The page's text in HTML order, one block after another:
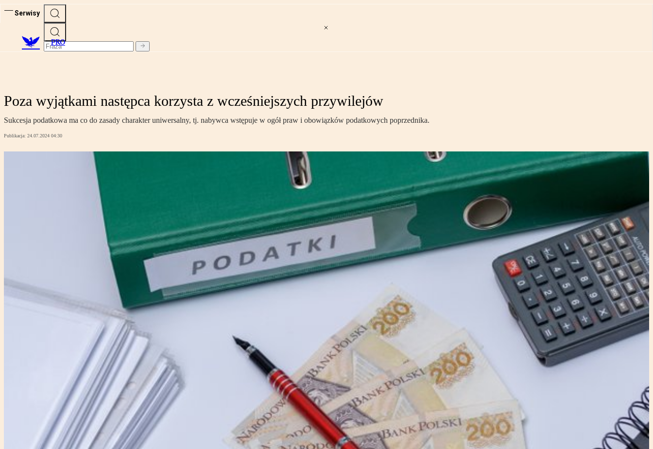
Serwisy
PRO
Poza wyjątkami następca korzysta z wcześniejszych przywilejów
Sukcesja podatkowa ma co do zasady charakter uniwersalny, tj. nabywca wstępuje w ogół praw i obowiązków podatkowych poprzednika.
Publikacja: 24.07.2024 04:30